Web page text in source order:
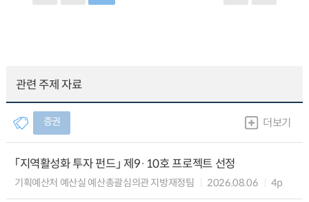
관련 주제 자료
증권 더보기
「지역활성화 투자 펀드」 제9·10호 프로젝트 선정
기획예산처 예산실 예산총괄심의관 지방재정팀 2026.08.06 4p